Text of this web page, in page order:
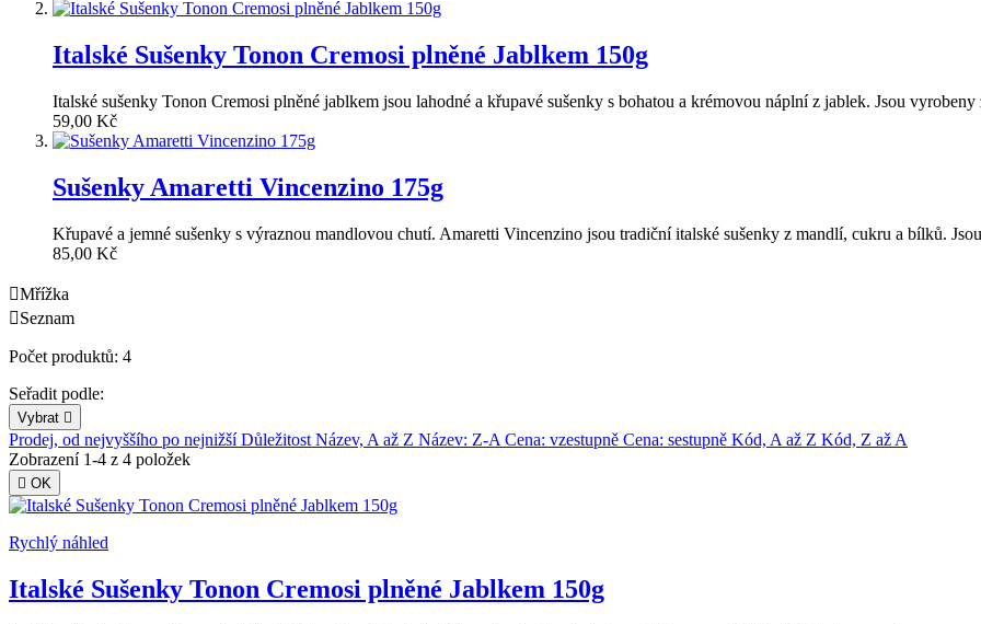
Italské Sušenky Tonon Cremosi plněné Jablkem 150g
Italské sušenky Tonon Cremosi plněné jablkem jsou lahodné a křupavé sušenky s bohatou a krémovou náplní z jablek. Jsou vyrobeny
59,00 Kč
Sušenky Amaretti Vincenzino 175g
Křupavé a jemné sušenky s výraznou mandlovou chutí. Amaretti Vincenzino jsou tradiční italské sušenky z mandlí, cukru a bílků.
85,00 Kč
Mřížka
Seznam
Počet produktů: 4
Seřadit podle:
Vybrat 
Prodej, od nejvyššího po nejnižšíDůležitost Název, A až Z Název: Z-A Cena: vzestupně Cena: sestupně Kód, A až Z Kód, Z až A
Zobrazení 1-4 z 4 položek
 OK
Rychlý náhled
Italské Sušenky Tonon Cremosi plněné Jablkem 150g